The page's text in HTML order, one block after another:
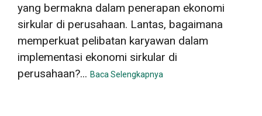
yang bermakna dalam penerapan ekonomi
sirkular di perusahaan. Lantas, bagaimana
memperkuat pelibatan karyawan dalam
implementasi ekonomi sirkular di
perusahaan?... Baca Selengkapnya